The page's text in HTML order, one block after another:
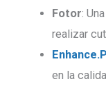
Fotor:
realizar
en la